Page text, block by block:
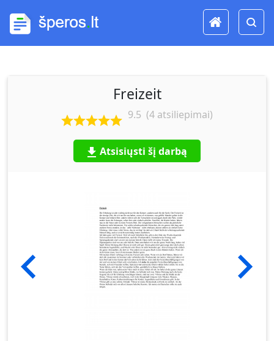
Freizeit
9.5 (4 atsiliepimai)
Atsisiųsti šį darbą